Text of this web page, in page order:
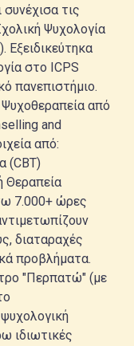
τις
Ψυχολογία
Εξειδικεύτηκα
στο ICPS
πανεπιστήμιο.
Ψυχοθεραπεία από
and
από:
(CBT)
Θεραπεία
7.000+ ώρες
διαταραχές
προβλήματα.
"Περπατώ" (με
ψυχολογική
ιδιωτικές